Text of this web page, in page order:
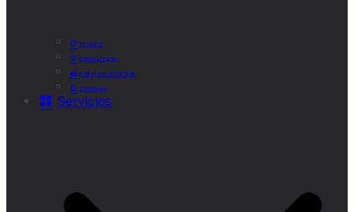
Historia
Cómo Llegar
Callejero Municipal
Teléfonos
Servicios